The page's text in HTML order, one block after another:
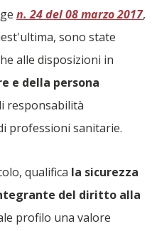
n. 24 del 08 marzo 2017,
sono state
alle disposizioni in
e della persona
responsabilità
professioni sanitarie.
qualifica la sicurezza
del diritto alla
profilo una valore